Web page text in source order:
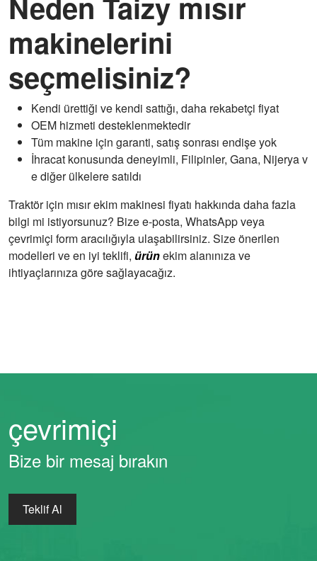
makinelerini
seçmelisiniz?
Kendi ürettiği ve kendi sattığı, daha rekabetçi fiyat
OEM hizmeti desteklenmektedir
Tüm makine için garanti, satış sonrası endişe yok
İhracat konusunda deneyimli, Filipinler, Gana, Nijerya v
e diğer ülkelere satıldı
Traktör için mısır ekim makinesi fiyatı hakkında daha fazla
bilgi mi istiyorsunuz? Bize e-posta, WhatsApp veya
çevrimiçi form aracılığıyla ulaşabilirsiniz. Size önerilen
modelleri ve en iyi teklifi, ürünekim alanınıza ve
ihtiyaçlarınıza göre sağlayacağız.
çevrimiçi
Bize bir mesaj bırakın
Teklif Al